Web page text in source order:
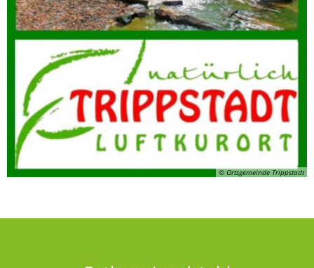
© Ortsgemeinde Trippstadt